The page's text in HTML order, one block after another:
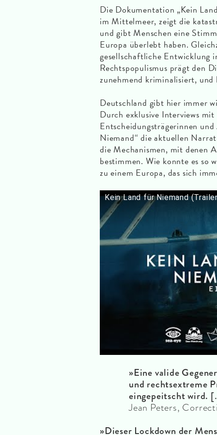
Die Dokumentation „Kein
im Mittelmeer, zeigt die
und gibt Menschen eine
Europa überlebt haben.
gesellschaftliche Entwicklung
Rechtspopulismus prägt den
zunehmend kriminalisiert,
Deutschland gibt hier immer
Durch exklusive Interviews
Entscheidungsträgerinnen
Niemand“ die aktuellen
die Mechanismen, mit denen
bestimmen. Wie konnte es so
zu einem Europa, das sich
Kein Land für Niemand
»Eine valide
und rechtsextreme
eingepeitscht wird.
Jean Peters,
»Dieser Lockdown der